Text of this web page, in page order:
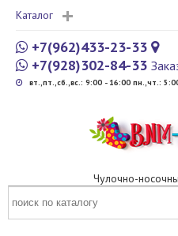
Каталог
+7(962)433-23-33
+7(928)302-84-33
вт.,пт.,сб.,вс.: 9:00 - 16:00 пн.,чт.:
Чулочно-